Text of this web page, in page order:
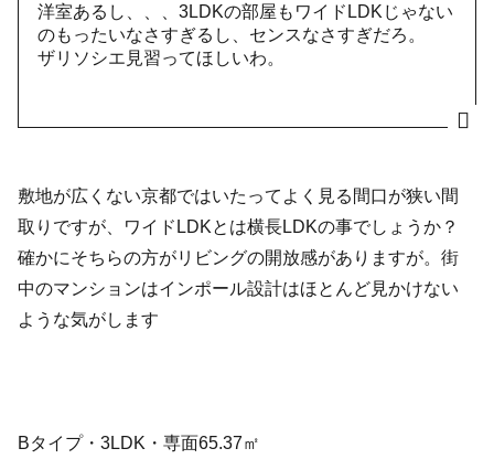
洋室あるし、、、3LDKの部屋もワイドLDKじゃない
のもったいなさすぎるし、センスなさすぎだろ。
ザリソシエ見習ってほしいわ。
敷地が広くない京都ではいたってよく見る間口が狭い間
取りですが、ワイドLDKとは横長LDKの事でしょうか？
確かにそちらの方がリビングの開放感がありますが。街
中のマンションはインポール設計はほとんど見かけない
ような気がします
Bタイプ・3LDK ・専面65.37㎡